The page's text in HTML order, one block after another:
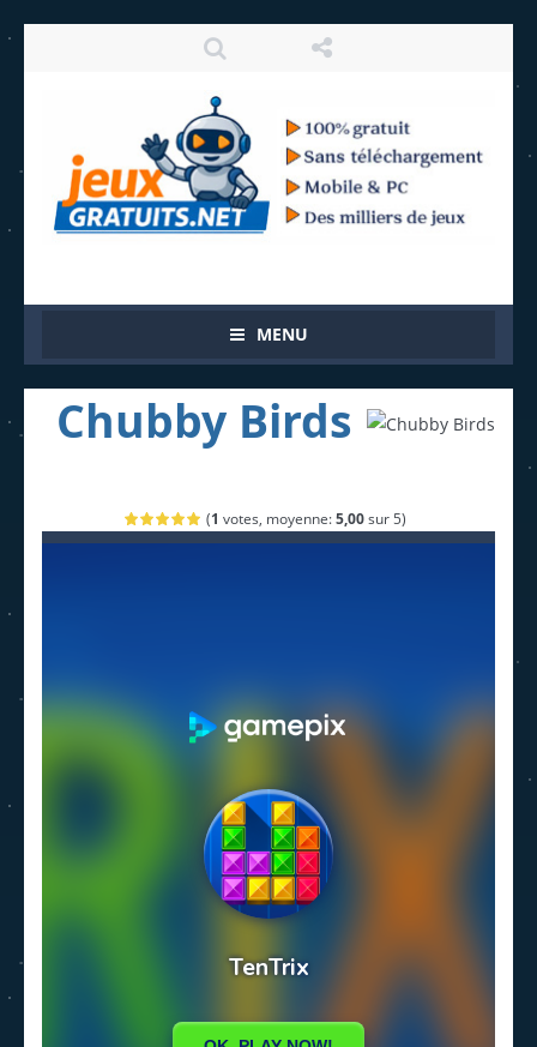
MENU
Chubby Birds
(1 votes, moyenne:5,00sur 5)